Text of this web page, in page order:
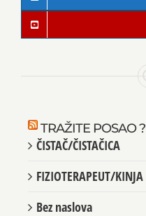
TRAŽITE POSAO ?
ČISTAČ/ČISTAČICA
FIZIOTERAPEUT/KINJA
Bez naslova